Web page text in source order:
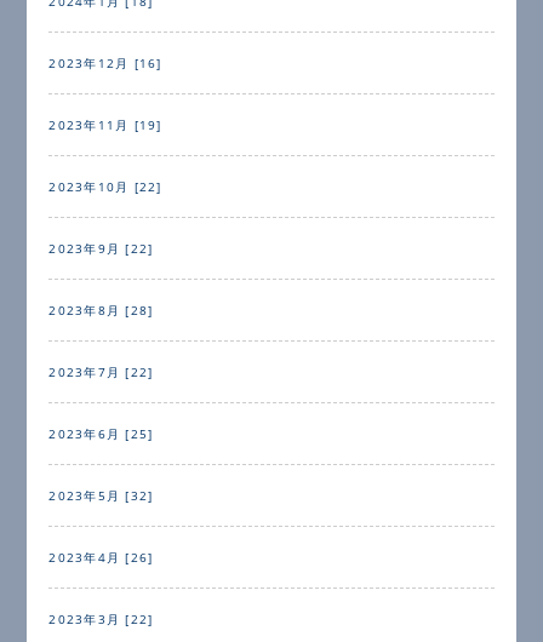
2023年12月 [16]
2023年11月 [19]
2023年10月 [22]
2023年9月 [22]
2023年8月 [28]
2023年7月 [22]
2023年6月 [25]
2023年5月 [32]
2023年4月 [26]
2023年3月 [22]